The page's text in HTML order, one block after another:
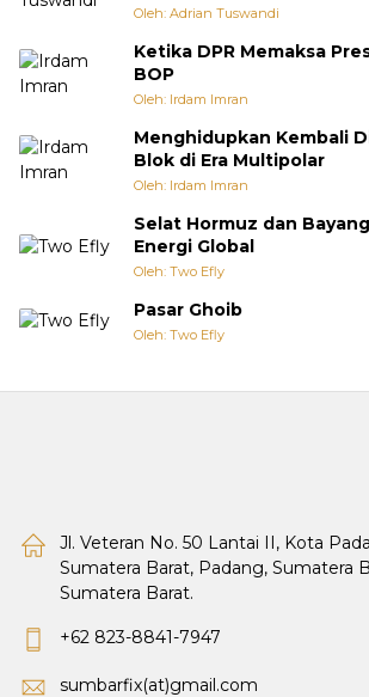
Oleh: Adrian Tuswandi
Ketika DPR Memaksa
BOP
Oleh: Irdam Imran
Menghidupkan Kembali
Blok di Era Multipolar
Oleh: Irdam Imran
Selat Hormuz dan
Energi Global
Oleh: Two Efly
Pasar Ghoib
Oleh: Two Efly
Jl. Veteran No. 50 Lantai II, Kota
Sumatera Barat, Padang, Sumatera
Sumatera Barat.
+62 823-8841-7947
sumbarfix(at)gmail.com